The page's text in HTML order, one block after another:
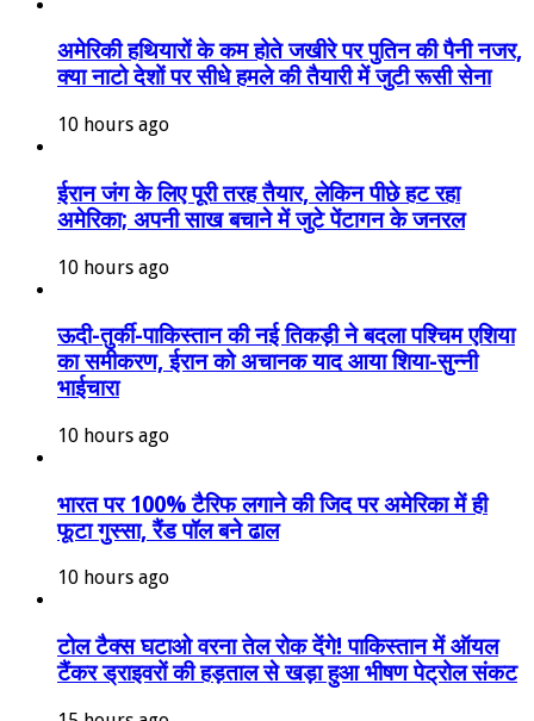
अमेरिकी हथियारों के कम होते जखीरे पर पुतिन की पैनी नजर,
क्या नाटो देशों पर सीधे हमले की तैयारी में जुटी रूसी सेना
10 hours ago
ईरान जंग के लिए पूरी तरह तैयार, लेकिन पीछे हट रहा
अमेरिका; अपनी साख बचाने में जुटे पेंटागन के जनरल
10 hours ago
ऊदी-तुर्की-पाकिस्तान की नई तिकड़ी ने बदला पश्चिम एशिया
का समीकरण, ईरान को अचानक याद आया शिया-सुन्नी
भाईचारा
10 hours ago
भारत पर 100% टैरिफ लगाने की जिद पर अमेरिका में ही
फूटा गुस्सा, रैंड पॉल बने ढाल
10 hours ago
टोल टैक्स घटाओ वरना तेल रोक देंगे! पाकिस्तान में ऑयल
टैंकर ड्राइवरों की हड़ताल से खड़ा हुआ भीषण पेट्रोल संकट